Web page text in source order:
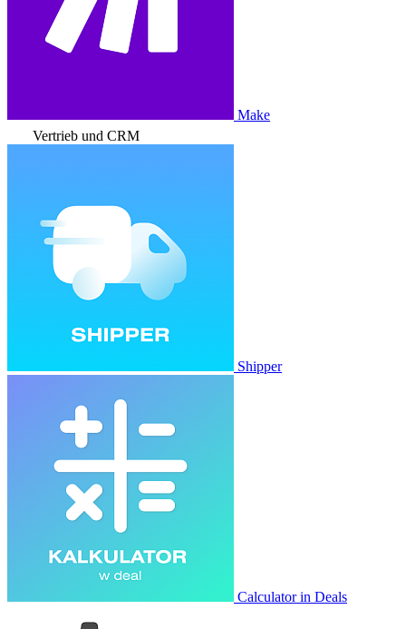
Make
Vertrieb und CRM
Shipper
Calculator in Deals